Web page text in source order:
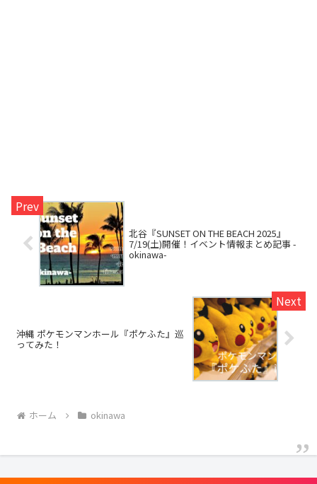
北谷『SUNSET ON THE BEACH 2025』
7/19(土)開催！イベント情報まとめ記事 -
okinawa-
沖縄 ポケモンマンホール『ポケふた』巡
ってみた！
ホーム okinawa